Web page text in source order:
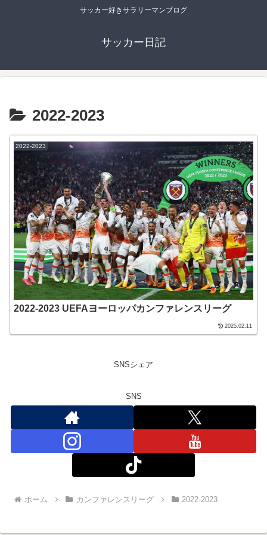
サッカー好きサラリーマンブログ
サッカー日記
2022-2023
2022-2023
2022-2023 UEFAヨーロッパカンファレンスリーグ
2025.02.11
SNSシェア
SNS
ホーム カンファレンスリーグ 2022-2023